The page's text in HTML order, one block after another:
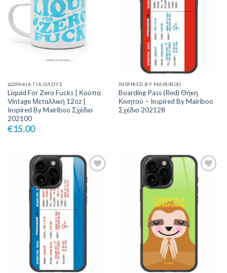
ΔΩΡΆΚΙΑ ΓΙΑ ΌΛΟΥΣ
Liquid For Zero Fucks | Κούπα
Vintage Μεταλλική 12oz |
Inspired By Mairiboo Σχέδιο
202100
€15.00
INSPIRED BY MAIRIBOO
Boarding Pass (Red) Θήκη
Κινητού – Inspired By Mairiboo
Σχέδιο 202128
Add to
Wishlist
Add to
Wishlist